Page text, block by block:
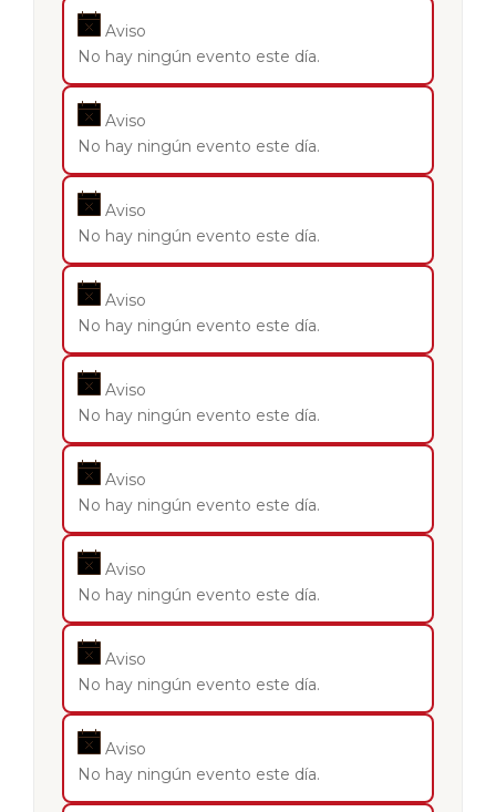
Aviso
No hay ningún evento este día.
Aviso
No hay ningún evento este día.
Aviso
No hay ningún evento este día.
Aviso
No hay ningún evento este día.
Aviso
No hay ningún evento este día.
Aviso
No hay ningún evento este día.
Aviso
No hay ningún evento este día.
Aviso
No hay ningún evento este día.
Aviso
No hay ningún evento este día.